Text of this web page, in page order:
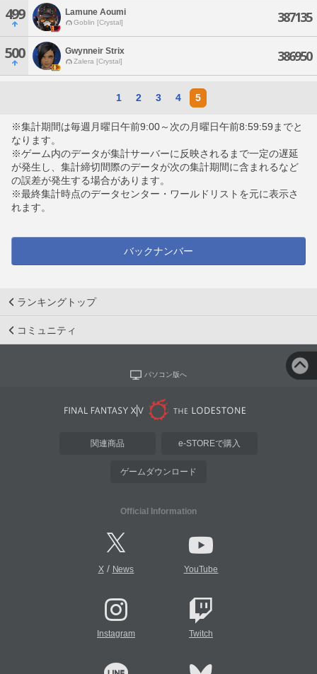
499 Lamune Aoumi
Goblin [Crystal] 387135
500 Gwynneir Strix
Zalera [Crystal] 386950
1 2 3 4 5
※集計期間は毎週月曜日午前9:00～次の月曜日午前8:59:59までと
なります。
※ゲーム内のデータが集計サーバーに反映されるまで一定の遅延
が発生し、集計締切間際のデータが次の集計期間に含まれるなど
の誤差が発生する場合があります。
※最終集計時点のデータセンター・ワールドリストを元に表示さ
れます。
バックナンバー
ランキングトップ
コミュニティ
パソコン版へ
関連商品 e-STOREで購入
ゲームダウンロード
Official Information
X/ News YouTube
Instagram Twitch